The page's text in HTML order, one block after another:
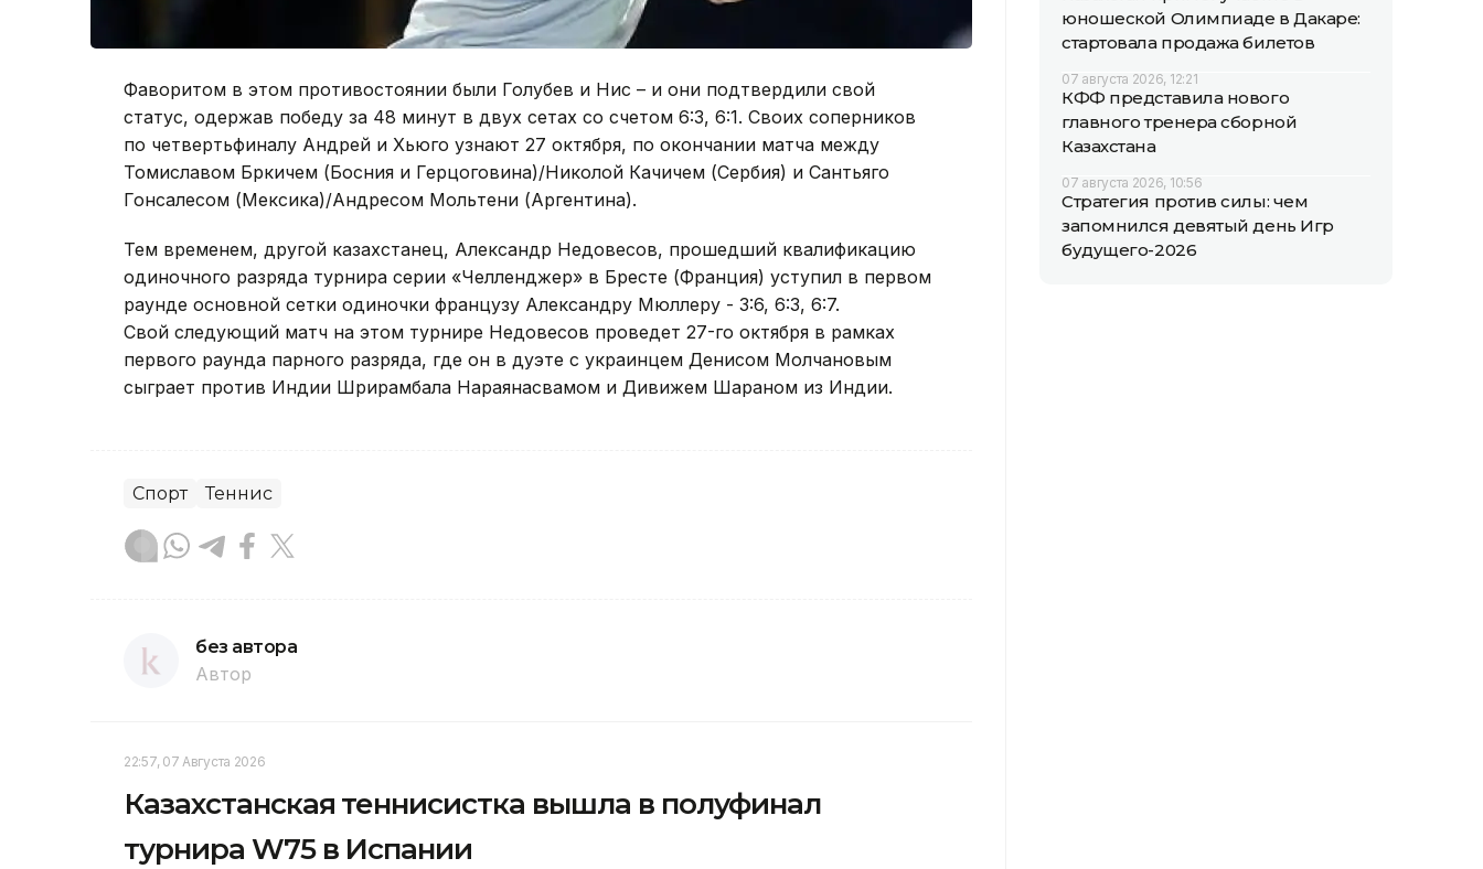
Фаворитом в этом противостоянии были Голубев и Нис – и они подтвердили свой
статус, одержав победу за 48 минут в двух сетах со счетом 6:3, 6:1. Своих соперников
по четвертьфиналу Андрей и Хьюго узнают 27 октября, по окончании матча между
Томиславом Бркичем (Босния и Герцоговина)/Николой Качичем (Сербия) и Сантьяго
Гонсалесом (Мексика)/Андресом Мольтени (Аргентина).
Тем временем, другой казахстанец, Александр Недовесов, прошедший квалификацию
одиночного разряда турнира серии «Челленджер» в Бресте (Франция) уступил в первом
раунде основной сетки одиночки французу Александру Мюллеру - 3:6, 6:3, 6:7.
Свой следующий матч на этом турнире Недовесов проведет 27-го октября в рамках
первого раунда парного разряда, где он в дуэте с украинцем Денисом Молчановым
сыграет против Индии Шрирамбала Нараянасвамом и Дивижем Шараном из Индии.
Спорт Теннис
без автора
Автор
22:57, 07 Августа 2026
Казахстанская теннисистка вышла в полуфинал
турнира W75 в Испании
юношеской Олимпиаде в Дакаре:
стартовала продажа билетов
07 августа 2026, 12:21
КФФ представила нового
главного тренера сборной
Казахстана
07 августа 2026, 10:56
Стратегия против силы: чем
запомнился девятый день Игр
будущего-2026